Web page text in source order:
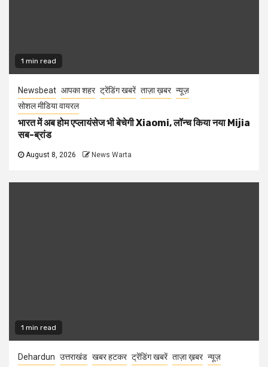
1 min read
Newsbeat आपका शहर ट्रेंडिंग खबरें ताज़ा ख़बर न्यूज़
सोशल मीडिया वायरल
भारत में अब होम एप्लायंसेज भी बेचेगी Xiaomi, लॉन्च किया नया Mijia
सब-ब्रांड
August 8, 2026 News Warta
1 min read
Dehardun उत्तराखंड खबर हटकर ट्रेंडिंग खबरें ताज़ा ख़बर न्यूज़